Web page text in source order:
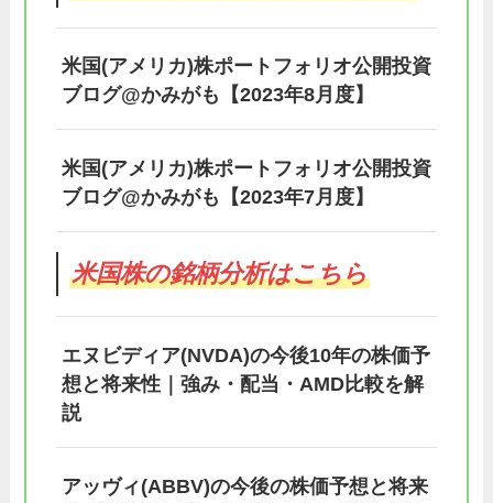
米国(アメリカ)株ポートフォリオ公開投資
ブログ@かみがも【2023年8月度】
米国(アメリカ)株ポートフォリオ公開投資
ブログ@かみがも【2023年7月度】
米国株の銘柄分析はこちら
エヌビディア(NVDA)の今後10年の株価予
想と将来性｜強み・配当・AMD比較を解
説
アッヴィ(ABBV)の今後の株価予想と将来